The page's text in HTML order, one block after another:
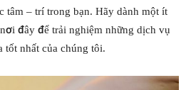
tâm – trí trong bạn. Hãy dành một ít
đây để trải nghiệm những dịch vụ
tốt nhất của chúng tôi.